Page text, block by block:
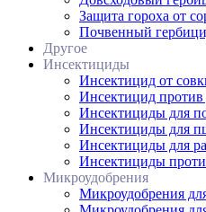
Защита гороха от
Почвенный
Другое
Инсектициды
Инсектицид от
Инсектицид против
Инсектициды для
Инсектициды для
Инсектициды для
Инсектициды
Микроудобрения
Микроудобрения